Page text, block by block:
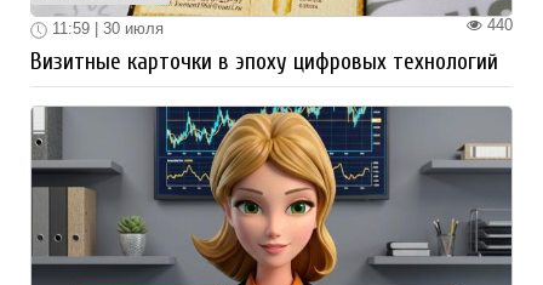
440
11:59 | 30 июля
Визитные карточки в эпоху цифровых технологий